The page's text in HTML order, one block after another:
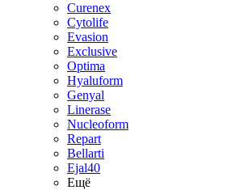
Curenex
Cytolife
Evasion
Exclusive
Optima
Hyaluform
Genyal
Linerase
Nucleoform
Repart
Bellarti
Ejal40
Ещё